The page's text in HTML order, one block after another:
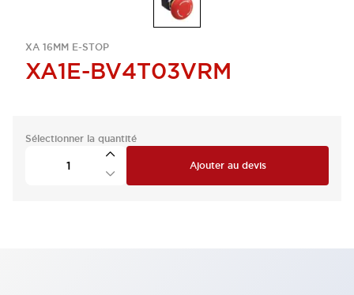
XA 16MM E-STOP
XA1E-BV4T03VRM
Sélectionner la quantité
Ajouter au devis